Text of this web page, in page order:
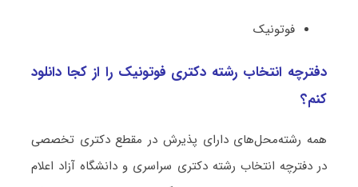
فوتونیک
دفترچه انتخاب رشته دکتری فوتونیک را از کجا دانلود
کنم؟
همه رشته‌محل‌های دارای پذیرش در مقطع دکتری تخصصی
در دفترچه انتخاب رشته دکتری سراسری و دانشگاه آزاد اعلام